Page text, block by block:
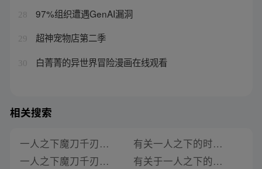
28 97%组织遭遇GenAI漏洞
29 超神宠物店第二季
30 白菁菁的异世界冒险漫画在线观看
相关搜索
一人之下魔刀千刃有关的小说叫什么
一人之下魔刀千刃有关的小说
有关一人之下的时空穿梭小说
有关于一人之下的无限流小说